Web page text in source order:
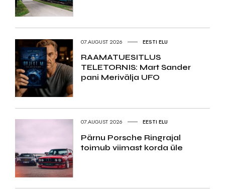
07.AUGUST 2026 EESTI ELU
RAAMATUESITLUS
TELETORNIS: Mart Sander
pani Merivälja UFO
07.AUGUST 2026 EESTI ELU
Pärnu Porsche Ringrajal
toimub viimast korda üle